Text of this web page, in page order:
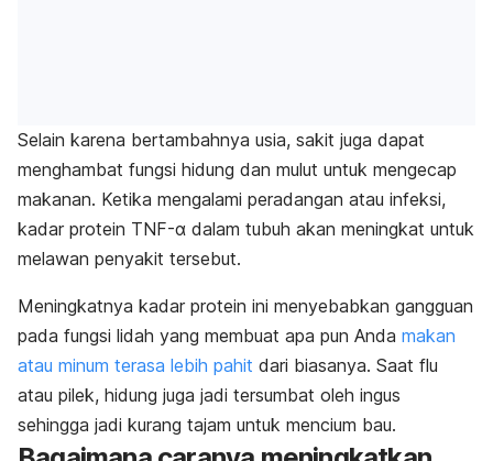
Selain karena bertambahnya usia, sakit juga dapat
menghambat fungsi hidung dan mulut untuk mengecap
makanan. Ketika mengalami peradangan atau infeksi,
kadar protein TNF-α dalam tubuh akan meningkat untuk
melawan penyakit tersebut.
Meningkatnya kadar protein ini menyebabkan gangguan
pada fungsi lidah yang membuat apa pun Anda makan
atau minum terasa lebih pahit dari biasanya. Saat flu
atau pilek, hidung juga jadi tersumbat oleh ingus
sehingga jadi kurang tajam untuk mencium bau.